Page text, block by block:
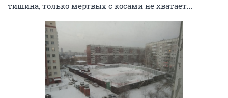
тишина, только мертвых с косами не хватает...